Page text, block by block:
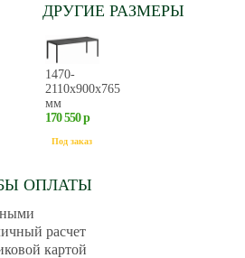
ДРУГИЕ РАЗМЕРЫ
1470-
2110х900х765
мм
170 550 р
Под заказ
ОПЛАТЫ
расчет
картой